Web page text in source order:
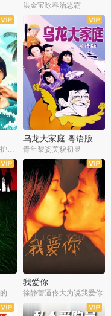
洪金宝咏春治恶霸
成龙洪金宝联手爆笑护美女
乌龙大家庭 粤语版
青年黎姿美貌初显
拯救即将被真菌腐蚀的世界
我爱你
徐静蕾逼佟大为说我爱你